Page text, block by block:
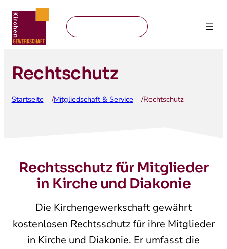
Rechtschutz
Startseite /Mitgliedschaft & Service /Rechtschutz
Rechtsschutz für Mitglieder
in Kirche und Diakonie
Die Kirchengewerkschaft gewährt
kostenlosen Rechtsschutz für ihre Mitglieder
in Kirche und Diakonie. Er umfasst die